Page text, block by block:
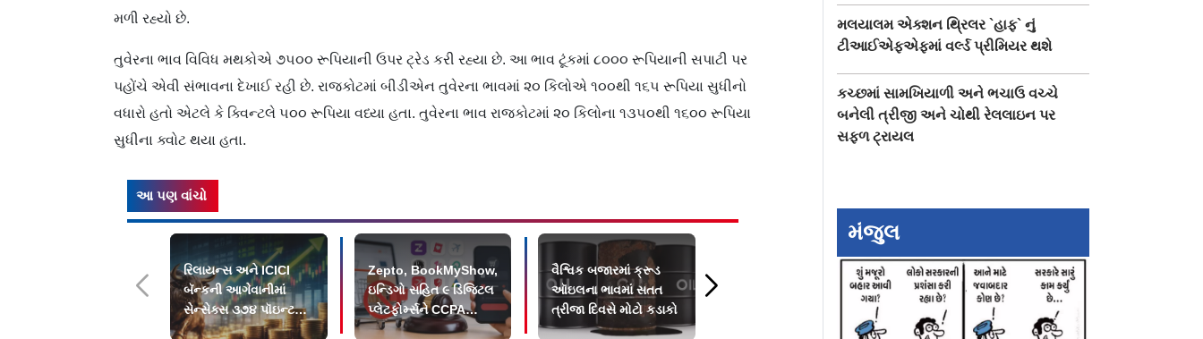
મળી રહ્યો છે.
તુવેરના ભાવ વિવિધ મથકોએ ૭૫૦૦ રૂપિયાની ઉપર ટ્રેડ કરી રહ્યા છે. આ ભાવ ટૂંકમાં ૮૦૦૦ રૂપિયાની સપાટી પર
પહોંચે એવી સંભાવના દેખાઈ રહી છે. રાજકોટમાં બીડીએન તુવેરના ભાવમાં ૨૦ કિલોએ ૧૦૦થી ૧૬૫ રૂપિયા સુધીનો
વધારો હતો એટલે કે ક્વિન્ટલે ૫૦૦ રૂપિયા વધ્યા હતા. તુવેરના ભાવ રાજકોટમાં ૨૦ કિલોના ૧૩૫૦થી ૧૬૦૦ રૂપિયા
સુધીના ક્વોટ થયા હતા.
આ પણ વાંચો
રિલાયન્સ અને ICICI
બૅન્કની આગેવાનીમાં
સેન્સેક્સ ૩૭૪ પૉઇન્ટ
વધીને બંધ
Zepto, BookMyShow,
ઇન્ડિગો સહિત ૯ ડિજિટલ
પ્લેટફોર્મ્સને CCPA
ફટકાર્યો દંડ
વૈશ્વિક બજારમાં ક્રૂડ
ઑઇલના ભાવમાં સતત
ત્રીજા દિવસે મોટો કડાકો
મલયાલમ એક્શન થ્રિલર `હાફ` નું
ટીઆઈએફએફમાં વર્લ્ડ પ્રીમિયર થશે
કચ્છમાં સામખિયાળી અને ભચાઉ વચ્ચે
બનેલી ત્રીજી અને ચોથી રેલલાઇન પર
સફળ ટ્રાયલ
મંજુલ